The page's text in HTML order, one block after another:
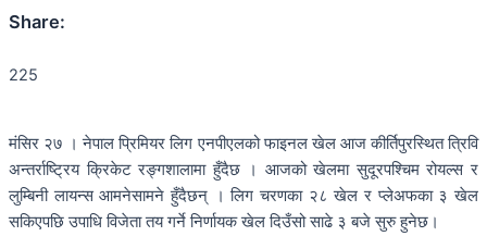
Share:
225
मंसिर २७ । नेपाल प्रिमियर लिग एनपीएलको फाइनल खेल आज कीर्तिपुरस्थित त्रिवि
अन्तर्राष्ट्रिय क्रिकेट रङ्गशालामा हुँदैछ । आजको खेलमा सुदूरपश्चिम रोयल्स र
लुम्बिनी लायन्स आमनेसामने हुँदैछन् । लिग चरणका २८ खेल र प्लेअफका ३ खेल
सकिएपछि उपाधि विजेता तय गर्ने निर्णायक खेल दिउँसो साढे ३ बजे सुरु हुनेछ।